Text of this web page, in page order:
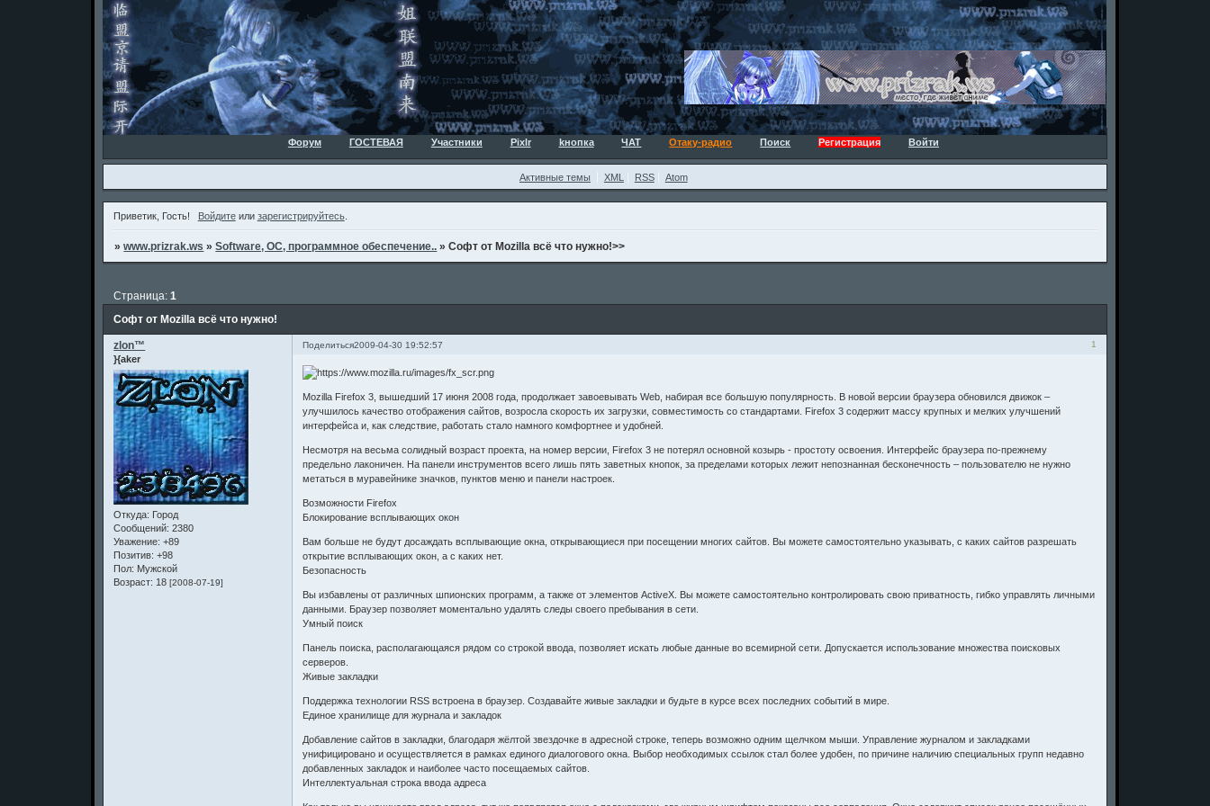
Форум ГОСТЕВАЯ Участники Pixlr kнопка ЧАТ Отаку-радио Поиск Регистрация Войти
Активные темы XML RSS Atom
Приветик, Гость! Войдитеили зарегистрируйтесь.
»www.prizrak.ws »Software, ОС, программное обеспечение.. »Софт от Mozilla всё что нужно!>>
Софт от Mozilla всё что нужно!
Страница:1
Поделиться 1
2009-04-30 19:52:57
zlon™
}{aker
Откуда: Город
Сообщений: 2380
Уважение: +89
Позитив: +98
Пол: Мужской
Возраст: 18[2008-07-19]
Mozilla Firefox 3, вышедший 17 июня 2008 года, продолжает завоевывать Web, набирая все большую популярность. В новой версии браузера обновился движок –
улучшилось качество отображения сайтов, возросла скорость их загрузки, совместимость со стандартами. Firefox 3 содержит массу крупных и мелких улучшений
интерфейса и, как следствие, работать стало намного комфортнее и удобней.
Несмотря на весьма солидный возраст проекта, на номер версии, Firefox 3 не потерял основной козырь - простоту освоения. Интерфейс браузера по-прежнему
предельно лаконичен. На панели инструментов всего лишь пять заветных кнопок, за пределами которых лежит непознанная бесконечность – пользователю не нужно
метаться в муравейнике значков, пунктов меню и панели настроек.
Возможности Firefox
Блокирование всплывающих окон
Вам больше не будут досаждать всплывающие окна, открывающиеся при посещении многих сайтов. Вы можете самостоятельно указывать, с каких сайтов разрешать
открытие всплывающих окон, а с каких нет.
Безопасность
Вы избавлены от различных шпионских программ, а также от элементов ActiveX. Вы можете самостоятельно контролировать свою приватность, гибко управлять личными
данными. Браузер позволяет моментально удалять следы своего пребывания в сети.
Умный поиск
Панель поиска, располагающаяся рядом со строкой ввода, позволяет искать любые данные во всемирной сети. Допускается использование множества поисковых
серверов.
Живые закладки
Поддержка технологии RSS встроена в браузер. Создавайте живые закладки и будьте в курсе всех последних событий в мире.
Единое хранилище для журнала и закладок
Добавление сайтов в закладки, благодаря жёлтой звездочке в адресной строке, теперь возможно одним щелчком мыши. Управление журналом и закладками
унифицировано и осуществляется в рамках единого диалогового окна. Выбор необходимых ссылок стал более удобен, по причине наличию специальных групп недавно
добавленных закладок и наиболее часто посещаемых сайтов.
Интеллектуальная строка ввода адреса